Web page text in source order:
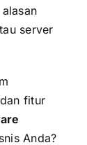
server
fitur
Anda?